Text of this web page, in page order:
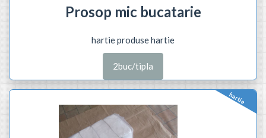
Prosop mic bucatarie
hartie produse hartie
2buc/tipla
hartie